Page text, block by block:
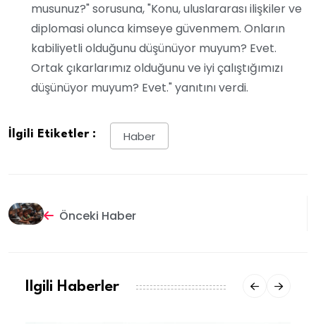
musunuz?" sorusuna, "Konu, uluslararası ilişkiler ve
diplomasi olunca kimseye güvenmem. Onların
kabiliyetli olduğunu düşünüyor muyum? Evet.
Ortak çıkarlarımız olduğunu ve iyi çalıştığımızı
düşünüyor muyum? Evet." yanıtını verdi.
İlgili Etiketler : Haber
Önceki Haber
Ilgili Haberler